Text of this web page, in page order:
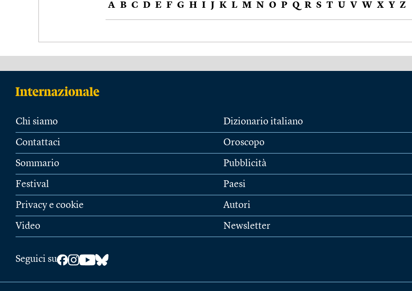
A B C D E F G H I J K L M N O P Q R S T U V W X Y Z
Chi siamo
Contattaci
Sommario
Festival
Privacy e cookie
Video
Dizionario italiano
Oroscopo
Pubblicità
Paesi
Autori
Newsletter
Seguici su